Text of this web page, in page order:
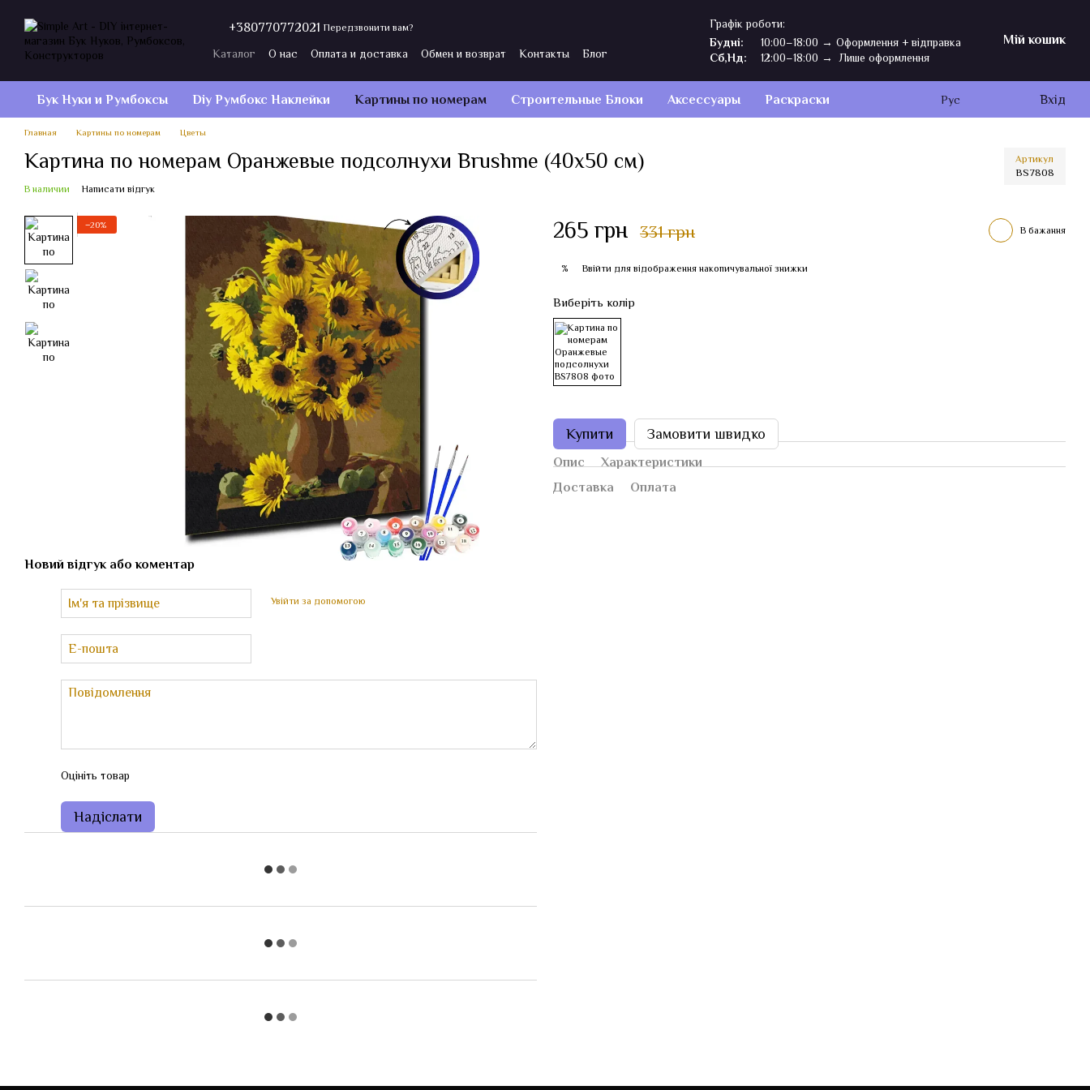
+380770772021 Передзвонити вам?
Каталог О нас Оплата и доставка Обмен и возврат Контакты
Блог
Графік роботи:
Будні:
10:00–18:00 → Оформлення + відправка
Сб,Нд:
12:00–18:00 → Лише оформлення
Мій кошик
Бук Нуки и Румбокcы Diy Румбокс Наклейки Картины по номерам Строительные Блоки Аксессуары Раскраски Рус Вхід
Главная Картины по номерам Цветы
Картина по номерам Оранжевые подсолнухи Brushme (40x50 см) Артикул
BS7808
В наличии Написати відгук
−20%
Новий відгук або коментар
Увійти за допомогою
Оцініть товар
Надіслати
265 грн 331 грн В бажання
% Ввійти для відображення накопичувальної знижки
Виберіть колір
Купити Замовити швидко
Опис
Характеристики
Доставка
Оплата